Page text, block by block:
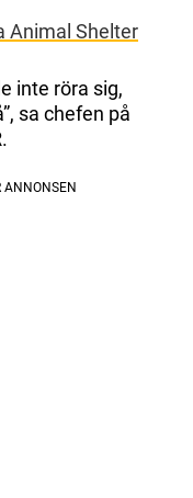
Animal Shelter
inte röra sig,
sa chefen på